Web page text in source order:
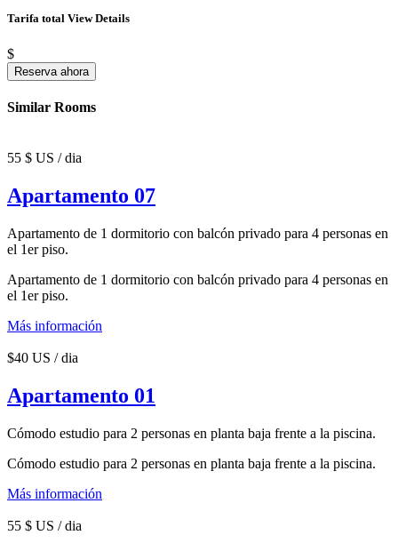
Tarifa total View Details
$
Reserva ahora
Similar Rooms
55 $ US / dia
Apartamento 07
Apartamento de 1 dormitorio con balcón privado para 4 personas en
el 1er piso.
Apartamento de 1 dormitorio con balcón privado para 4 personas en
el 1er piso.
Más información
$40 US / dia
Apartamento 01
Cómodo estudio para 2 personas en planta baja frente a la piscina.
Cómodo estudio para 2 personas en planta baja frente a la piscina.
Más información
55 $ US / dia